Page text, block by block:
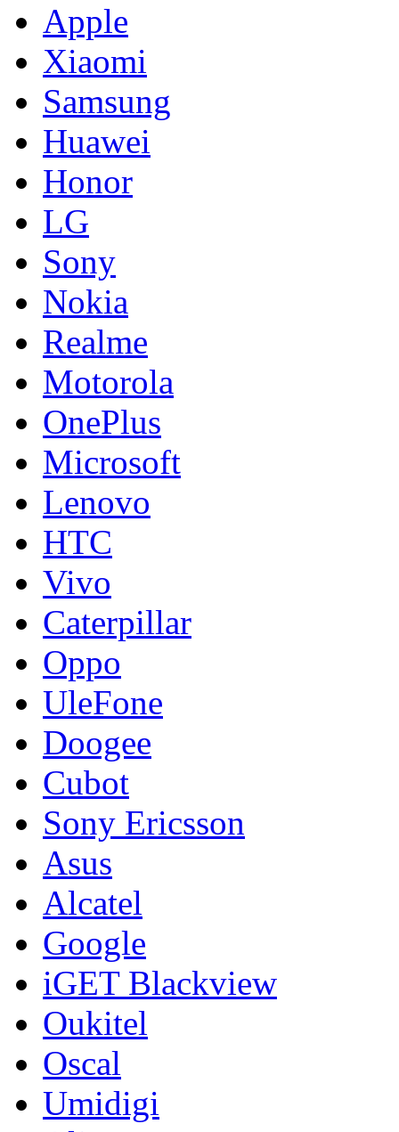
Apple
Xiaomi
Samsung
Huawei
Honor
LG
Sony
Nokia
Realme
Motorola
OnePlus
Microsoft
Lenovo
HTC
Vivo
Caterpillar
Oppo
UleFone
Doogee
Cubot
Sony Ericsson
Asus
Alcatel
Google
iGET Blackview
Oukitel
Oscal
Umidigi